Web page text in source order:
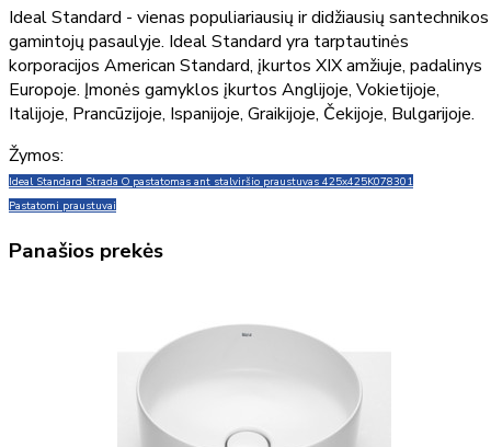
Ideal Standard - vienas populiariausių ir didžiausių santechnikos
gamintojų pasaulyje. Ideal Standard yra tarptautinės
korporacijos American Standard, įkurtos XIX amžiuje, padalinys
Europoje. Įmonės gamyklos įkurtos Anglijoje, Vokietijoje,
Italijoje, Prancūzijoje, Ispanijoje, Graikijoje, Čekijoje, Bulgarijoje.
Žymos:
Ideal Standard Strada O pastatomas ant stalviršio praustuvas 425x425K078301
Pastatomi praustuvai
Panašios prekės